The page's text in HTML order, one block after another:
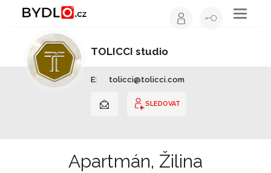
Toggle
TOLICCI studio
E: tolicci@tolicci.com
SLEDOVAT
Apartmán, Žilina